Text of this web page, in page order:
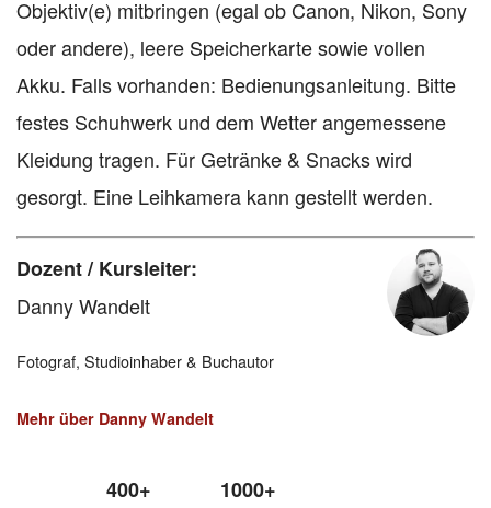
Objektiv(e) mitbringen (egal ob Canon, Nikon, Sony
oder andere), leere Speicherkarte sowie vollen
Akku. Falls vorhanden: Bedienungsanleitung. Bitte
festes Schuhwerk und dem Wetter angemessene
Kleidung tragen. Für Getränke & Snacks wird
gesorgt. Eine Leihkamera kann gestellt werden.
Dozent / Kursleiter:
Danny Wandelt
Fotograf, Studioinhaber & Buchautor
Mehr über Danny Wandelt
400+
1000+